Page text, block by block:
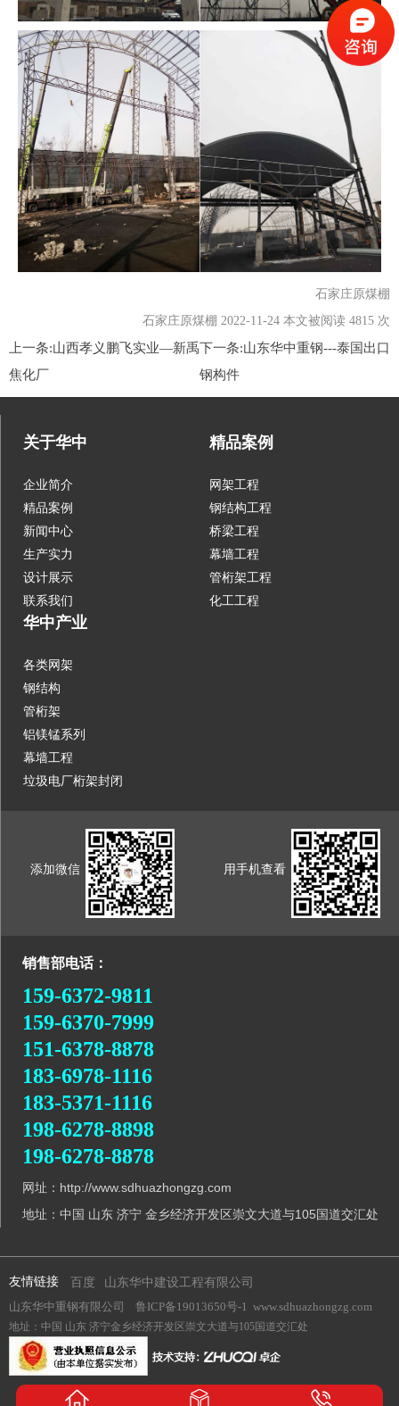
石家庄原煤棚
石家庄原煤棚 2022-11-24 本文被阅读 4815 次
上一条:山西孝义鹏飞实业—新禹
焦化厂
下一条:山东华中重钢---泰国出口
钢构件
关于华中
企业简介
精品案例
新闻中心
生产实力
设计展示
联系我们
精品案例
网架工程
钢结构工程
桥梁工程
幕墙工程
管桁架工程
化工工程
华中产业
各类网架
钢结构
管桁架
铝镁锰系列
幕墙工程
垃圾电厂桁架封闭
添加微信 用手机查看
销售部电话：
159-6372-9811
159-6370-7999
151-6378-8878
183-6978-1116
183-5371-1116
198-6278-8898
198-6278-8878
网址：http://www.sdhuazhongzg.com
地址：中国 山东 济宁 金乡经济开发区崇文大道与105国道交汇处
友情链接 百度
山东华中建设工程有限公司
山东华中重钢有限公司
鲁ICP备19013650号-1 www.sdhuazhongzg.com
地址：中国 山东 济宁金乡经济开发区崇文大道与105国道交汇处